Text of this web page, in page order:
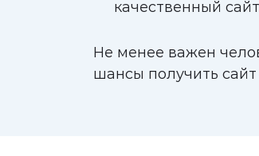
качественный
Не менее важен
шансы получить